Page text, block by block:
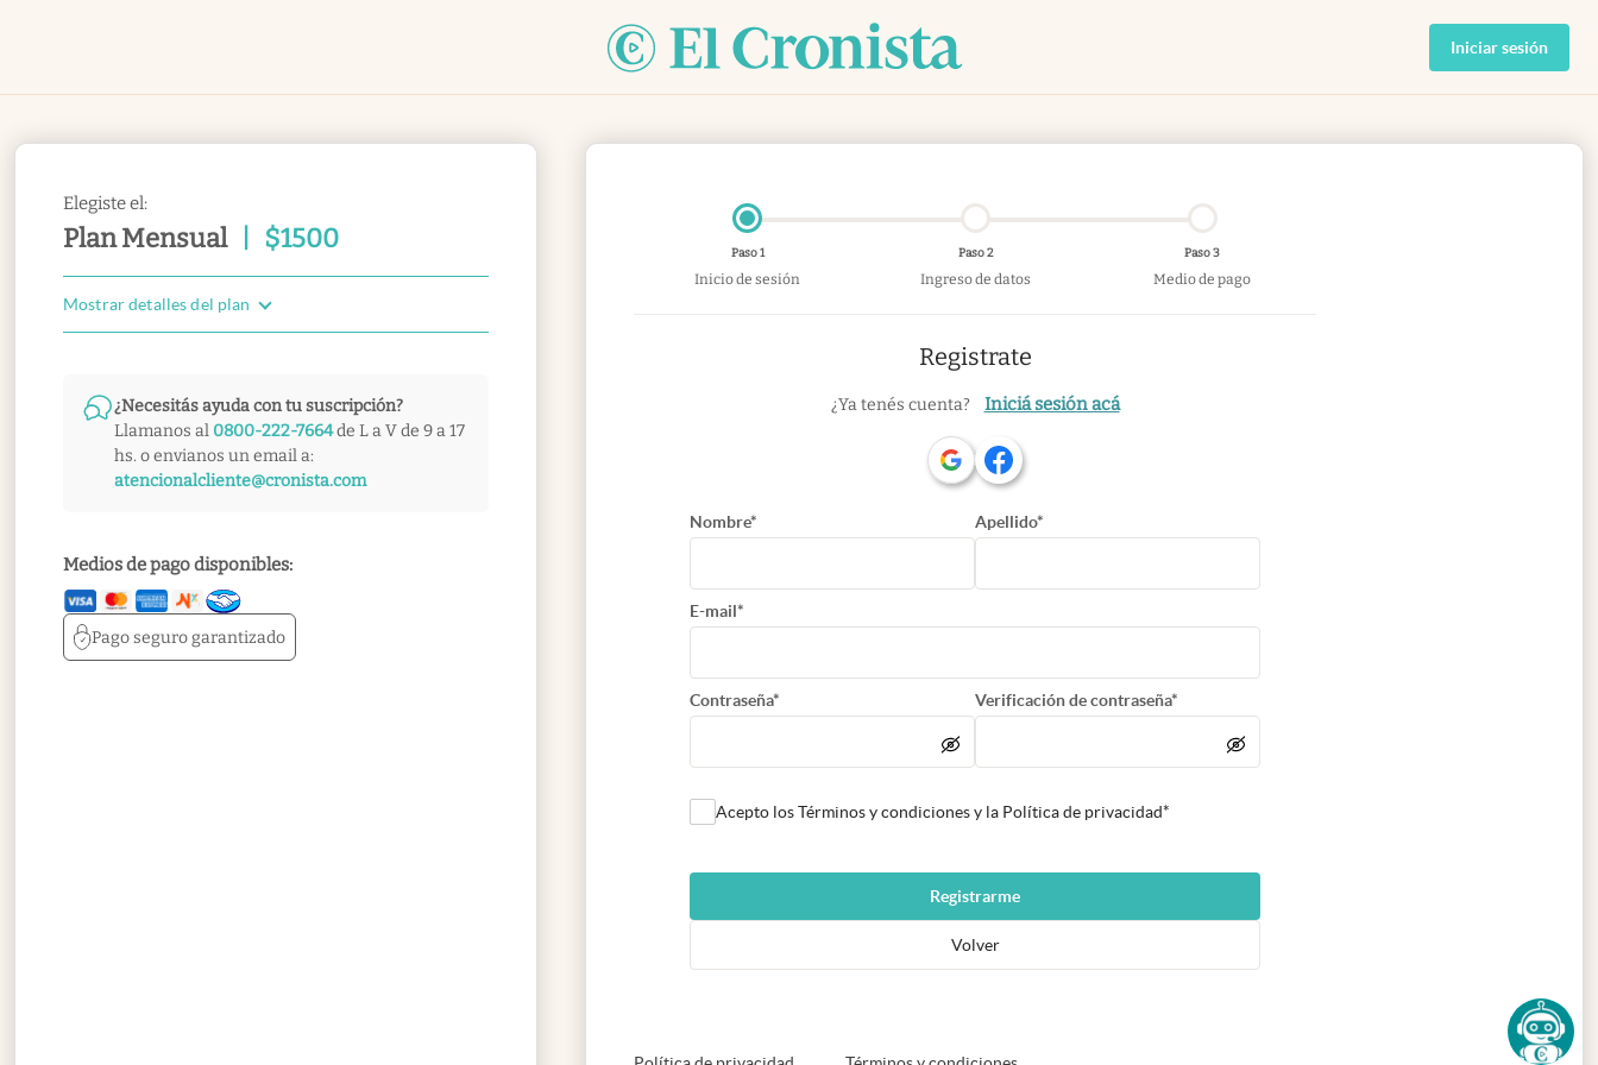
Iniciar sesión
Elegiste el:
Plan Mensual $1500
Mostrar detalles del plan
¿Necesitás ayuda con tu suscripción?
Llamanos al 0800-222-7664de L a V de 9 a 17
hs. o envianos un email a:
atencionalcliente@cronista.com
Medios de pago disponibles:
Pago segurogarantizado
Paso 1
Inicio de sesión
Paso 2
Ingreso de datos
Paso 3
Medio de pago
Registrate
¿Ya tenés cuenta? Iniciá sesión acá
Nombre* Apellido*
E-mail*
Contraseña* Verificación de contraseña*
Acepto los Términos y condiciones y la Política de privacidad*
Registrarme
Volver